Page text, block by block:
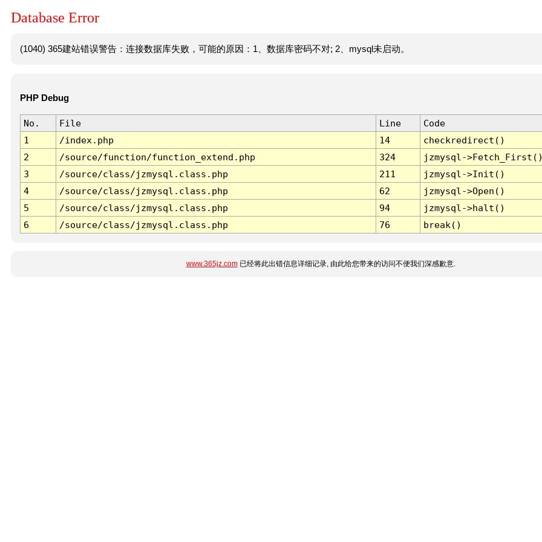
Database Error
(1040) 365建站错误警告：连接数据库失败，可能的原因：1、数据库密码不对; 2、mysql未启动。
PHP Debug
No. File Line
Code
1
/index.php 14
checkredirect()
2
/source/function/function_extend.php 324
jzmysql-
3
/source/class/jzmysql.class.php 211
jzmysql->Init()
4
/source/class/jzmysql.class.php 62
jzmysql->Open()
5
/source/class/jzmysql.class.php 94
jzmysql->halt()
6
/source/class/jzmysql.class.php 76 break()
www.365jz.com已经将此出错信息详细记录, 由此给您带来的访问不便我们深感歉意.